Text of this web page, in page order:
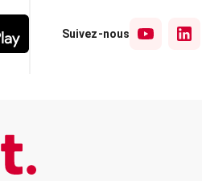
Suivez-nous